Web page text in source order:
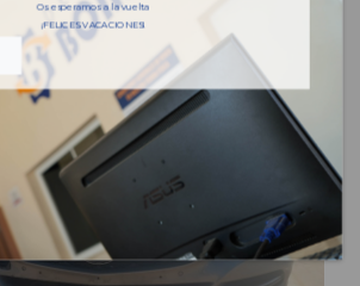
Os esperamos a la vuelta
¡FELICES VACACIONES!